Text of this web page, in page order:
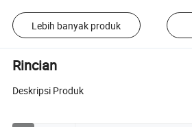
Lebih banyak produk
Rincian
Deskripsi Produk